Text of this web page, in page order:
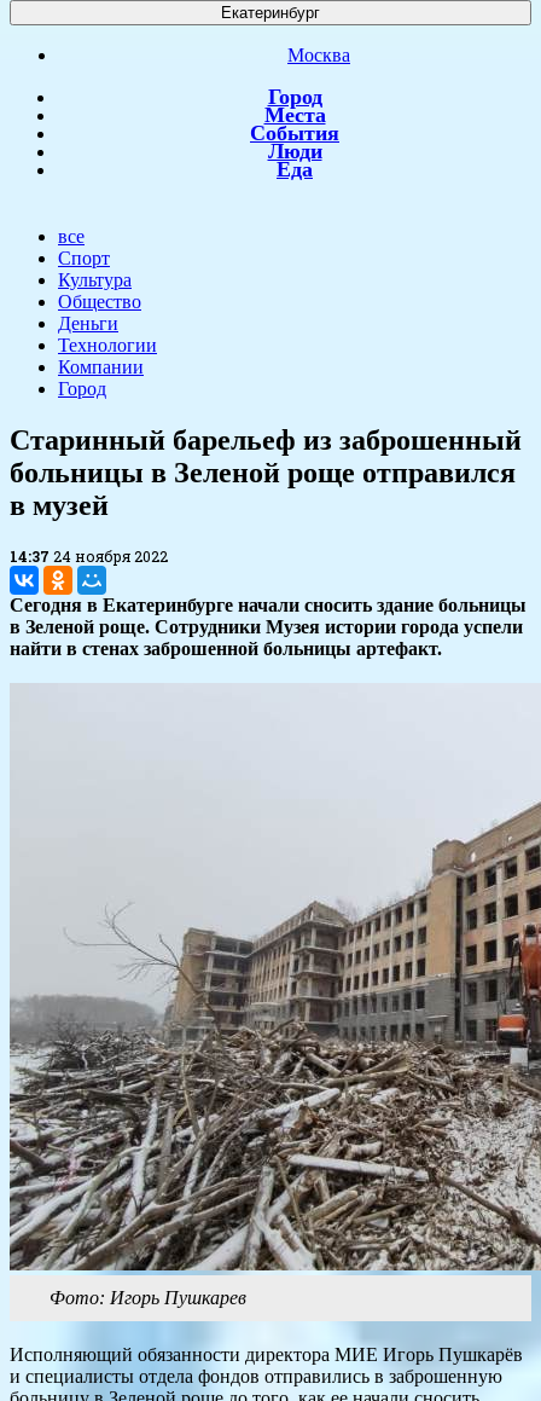
Екатеринбург
Москва
Город
Места
События
Люди
Еда
все
Спорт
Культура
Общество
Деньги
Технологии
Компании
Город
​Старинный барельеф из заброшенный
больницы в Зеленой роще отправился
в музей
14:37 24 ноября 2022
Сегодня в Екатеринбурге начали сносить здание больницы
в Зеленой роще. Сотрудники Музея истории города успели
найти в стенах заброшенной больницы артефакт.
Фото: Игорь Пушкарев
Исполняющий обязанности директора МИЕ Игорь Пушкарёв
и специалисты отдела фондов отправились в заброшенную